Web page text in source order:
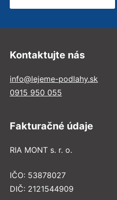
Kontaktujte nás
info@lejeme-podlahy.sk
0915 950 055
Fakturačné údaje
RIA MONT s. r. o.
IČO: 53878027
DIČ: 2121544909